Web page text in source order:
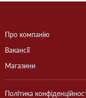
Про компанію
Вакансії
Магазини
Політика